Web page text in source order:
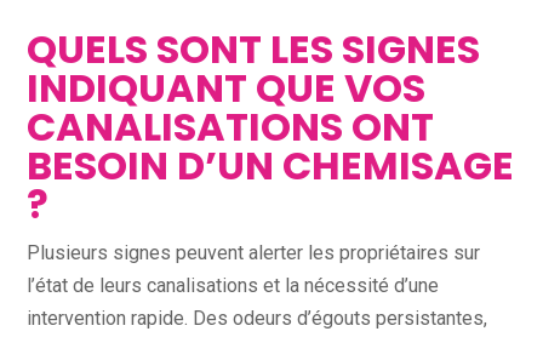
QUELS SONT LES SIGNES
INDIQUANT QUE VOS
CANALISATIONS ONT
BESOIN D’UN CHEMISAGE
?
Plusieurs signes peuvent alerter les propriétaires sur
l’état de leurs canalisations et la nécessité d’une
intervention rapide. Des odeurs d’égouts persistantes,